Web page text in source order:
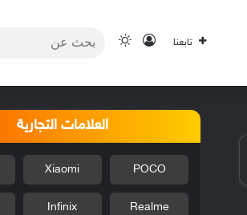
تابعنا تسجيل الدخول
الوضع المظلم
العلامات التجارية
POCO
Xiaomi
Realme
Infinix